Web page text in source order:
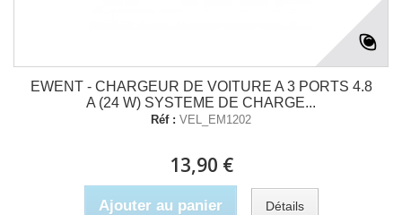
EWENT - CHARGEUR DE VOITURE A 3 PORTS 4.8
A (24 W) SYSTEME DE CHARGE...
Réf : VEL_EM1202
13,90 €
Ajouter au panier Détails